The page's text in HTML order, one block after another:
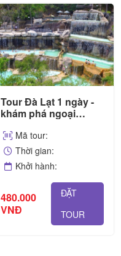
Tour Đà Lạt 1 ngày -
khám phá ngoại
Mã tour:
Thời gian:
Khởi hành:
480.000
VNĐ
ĐẶT
TOUR